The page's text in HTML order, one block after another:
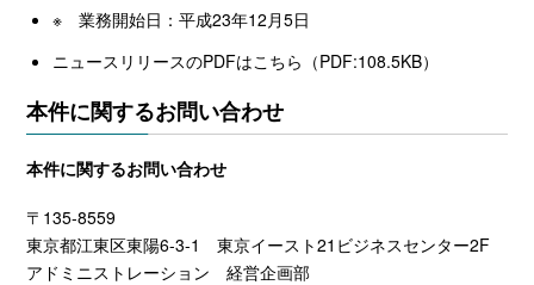
※ 業務開始日：平成23年12月5日
ニュースリリースのPDFはこちら（PDF:108.5KB）
本件に関するお問い合わせ
本件に関するお問い合わせ
〒135-8559
東京都江東区東陽6-3-1 東京イースト21ビジネスセンター2F
アドミニストレーション 経営企画部